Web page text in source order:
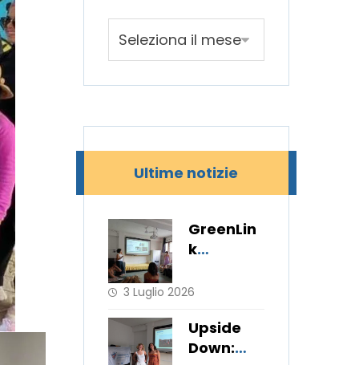
Ultime notizie
GreenLin
k
a
re i
giovani!
3 Luglio 2026
Upside
Down: